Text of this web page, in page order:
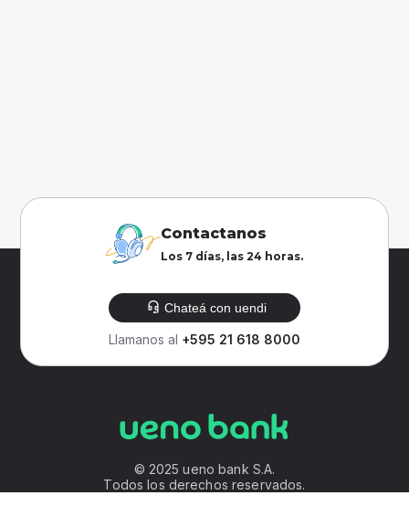
Contactanos
Los 7 días, las 24 horas.
Chateá con uendi
Llamanos al +595 21 618 8000
© 2025 ueno bank S.A.
Todos los derechos reservados.